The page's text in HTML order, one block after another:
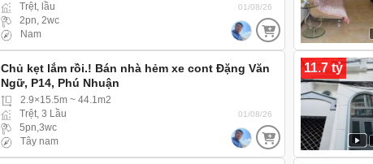
Trệt, lầu
2pn, 2wc
Nam
01/08/26
Chủ kẹt lắm rồi.! Bán nhà hẻm xe cont Đặng Văn
Ngữ, P14, Phú Nhuận
2.9×15.5m ~ 44.1m2
Trệt, 3 Lầu
5pn,3wc
Tây nam
01/08/26
11.7 tỷ